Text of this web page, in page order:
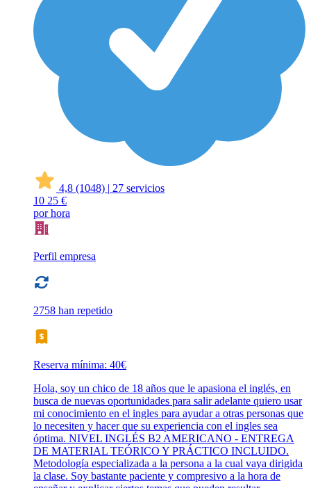
4,8 (1048) | 27 servicios
10 25 €
por hora
Perfil empresa
2758 han repetido
Reserva mínima: 40€
Hola, soy un chico de 18 años que le apasiona el inglés, en
busca de nuevas oportunidades para salir adelante quiero usar
mi conocimiento en el ingles para ayudar a otras personas que
lo necesiten y hacer que su experiencia con el ingles sea
óptima. NIVEL INGLÉS B2 AMERICANO - ENTREGA
DE MATERIAL TEÓRICO Y PRÁCTICO INCLUIDO.
Metodología especializada a la persona a la cual vaya dirigida
la clase. Soy bastante paciente y compresivo a la hora de